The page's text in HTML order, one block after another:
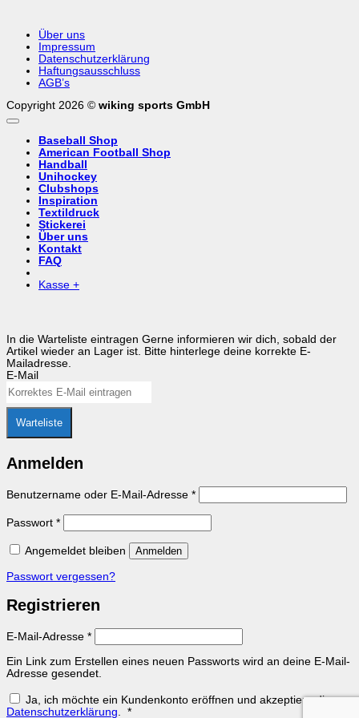
Über uns
Impressum
Datenschutzerklärung
Haftungsausschluss
AGB’s
Copyright 2026 © wiking sports GmbH
Baseball Shop
American Football Shop
Handball
Unihockey
Clubshops
Inspiration
Textildruck
Stickerei
Über uns
Kontakt
FAQ
Kasse +
In die Warteliste eintragen Gerne informieren wir dich, sobald der
Artikel wieder an Lager ist. Bitte hinterlege deine korrekte E-
Mailadresse.
E-Mail
Warteliste
Anmelden
Benutzername oder E-Mail-Adresse *Erforderlich
Passwort *Erforderlich
Angemeldet bleiben Anmelden
Passwort vergessen?
Registrieren
E-Mail-Adresse *Erforderlich
Ein Link zum Erstellen eines neuen Passworts wird an deine E-Mail-
Adresse gesendet.
Ja, ich möchte ein Kundenkonto eröffnen und akzeptiere die
Datenschutzerklärung. *Erforderlich